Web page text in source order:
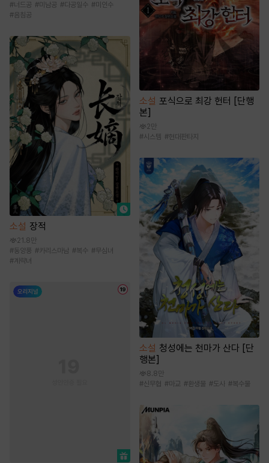
#너드공 #미남공 #다공일수 #미인수
#음침공
소설 장적
21.8만
#동양풍 #카리스마남 #복수 #무심녀
# 계략녀
소설 포식으로 최강 헌터 [단행
본]
2만
#시스템 #현대판타지
소설 청성에는 천마가 산다 [단
행본]
8.8만
#신무협 #마교 #환생물 #도사 #복수물